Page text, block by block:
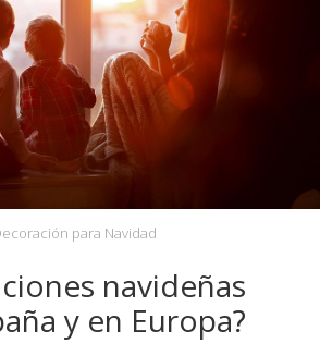
para Navidad
navideñas
y en Europa?